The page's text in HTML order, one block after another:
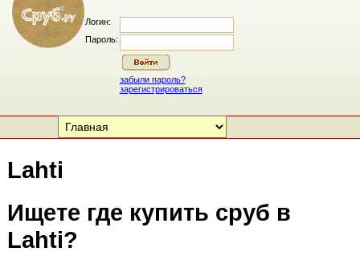
Логин:
Пароль:
забыли пароль?
зарегистрироваться
Lahti
Ищете где купить сруб в
Lahti?